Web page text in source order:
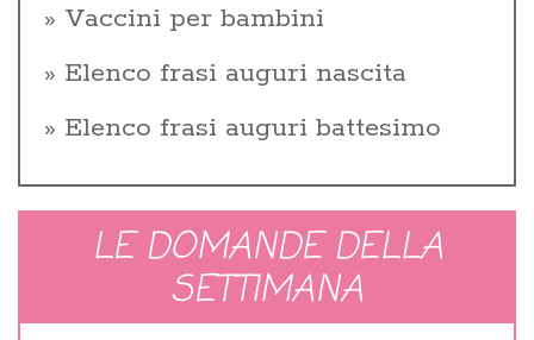
Vaccini per bambini
Elenco frasi auguri nascita
Elenco frasi auguri battesimo
LE DOMANDE DELLA
SETTIMANA